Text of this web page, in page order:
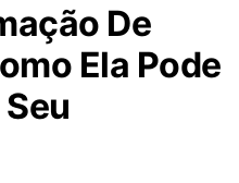
De
Ela Pode